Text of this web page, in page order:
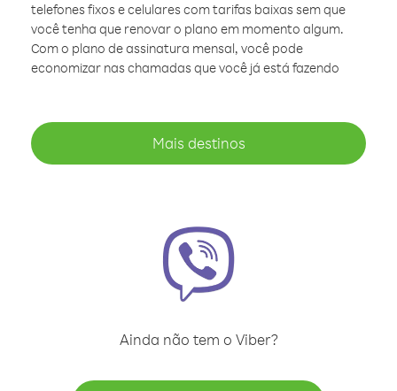
telefones fixos e celulares com tarifas baixas sem que
você tenha que renovar o plano em momento algum.
Com o plano de assinatura mensal, você pode
economizar nas chamadas que você já está fazendo
Mais destinos
Ainda não tem o Viber?